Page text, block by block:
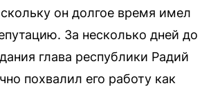
он долгое время имел
За несколько дней до
глава республики Радий
похвалил его работу как